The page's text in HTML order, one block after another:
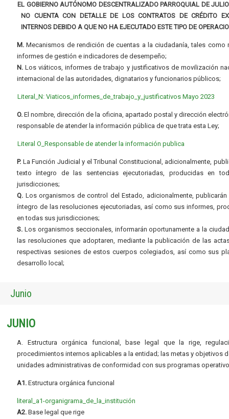
EL GOBIERNO AUTÓNOMO DESCENTRALIZADO PARROQUIAL DE
NO CUENTA CON DETALLE DE LOS CONTRATOS DE CRÉDITO
INTERNOS DEBIDO A QUE NO HA EJECUTADO ESTE TIPO DE
M. Mecanismos de rendición de cuentas a la ciudadanía, tales como
informes de gestión e indicadores de desempeño;
N. Los viáticos, informes de trabajo y justificativos de movilización
internacional de las autoridades, dignatarios y funcionarios públicos;
Literal_N: Viaticos_informes_de_trabajo_y_justificativos Mayo 2023
O. El nombre, dirección de la oficina, apartado postal y dirección
responsable de atender la información pública de que trata esta Ley;
Literal O_Responsable de atender la información publica
P. La Función Judicial y el Tribunal Constitucional, adicionalmente,
texto íntegro de las sentencias ejecutoriadas, producidas en
jurisdicciones;
Q. Los organismos de control del Estado, adicionalmente, publicarán
íntegro de las resoluciones ejecutoriadas, así como sus informes,
en todas sus jurisdicciones;
S. Los organismos seccionales, informarán oportunamente a la
las resoluciones que adoptaren, mediante la publicación de las
respectivas sesiones de estos cuerpos colegiados, así como sus
desarrollo local;
Junio
JUNIO
A. Estructura orgánica funcional, base legal que la rige,
procedimientos internos aplicables a la entidad; las metas y objetivos
unidades administrativas de conformidad con sus programas
A1. Estructura orgánica funcional
literal_a1-organigrama_de_la_institución
A2. Base legal que rige